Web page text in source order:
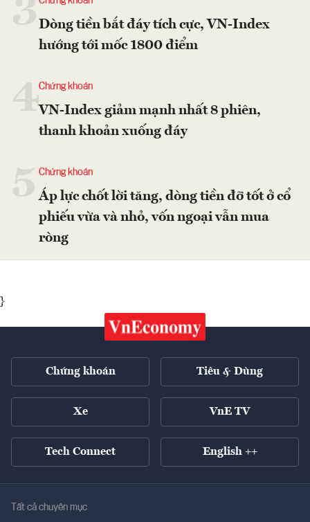
Dòng tiền bắt đáy tích cực, VN-Index
hướng tới mốc 1800 điểm
4Chứng khoán
VN-Index giảm mạnh nhất 8 phiên,
thanh khoản xuống đáy
Chứng khoán
Áp lực chốt lời tăng, dòng tiền đỡ tốt ở cổ
phiếu vừa và nhỏ, vốn ngoại vẫn mua
ròng
}
Chứng khoán Tiêu & Dùng
Xe VnE TV
Tech Connect English ++
Tất cả chuyên mục